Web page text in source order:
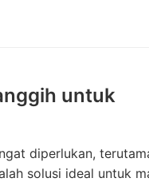
untuk
diperlukan,
solusi ideal untuk